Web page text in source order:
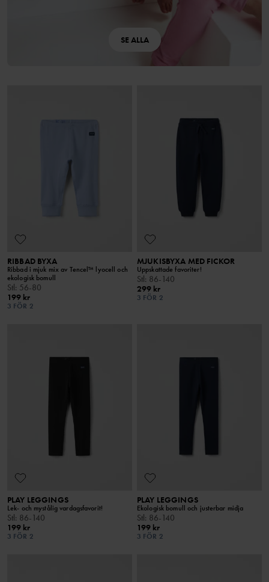
SE ALLA
RIBBAD BYXA
Ribbad i mjuk mix av Tencel™ lyocell och
ekologisk bomull
Stl: 56-80
199 kr
3 FÖR 2
MJUKISBYXA MED FICKOR
Uppskattade favoriter!
Stl: 86-140
299 kr
3 FÖR 2
PLAY LEGGINGS
Lek- och mystålig vardagsfavorit!
Stl: 86-140
199 kr
3 FÖR 2
PLAY LEGGINGS
Ekologisk bomull och justerbar midja
Stl: 86-140
199 kr
3 FÖR 2